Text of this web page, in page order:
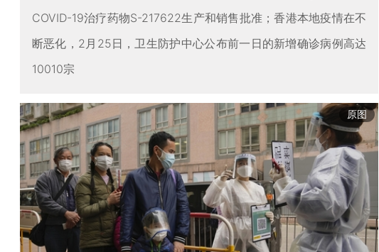
COVID-19治疗药物S-217622生产和销售批准；香港本地疫情在不
断恶化，2月25日，卫生防护中心公布前一日的新增确诊病例高达
10010宗
原图